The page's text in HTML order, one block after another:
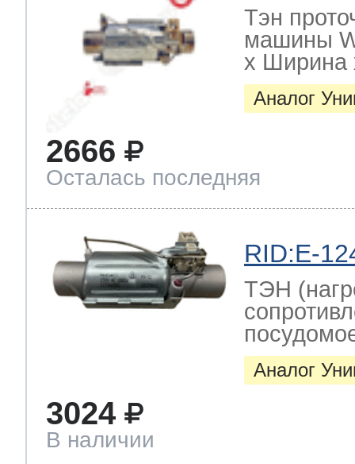
Тэн
машины
х Ширина
Аналог
2666
Осталась последняя
RID:E-
ТЭН
Аналог
3024
В наличии